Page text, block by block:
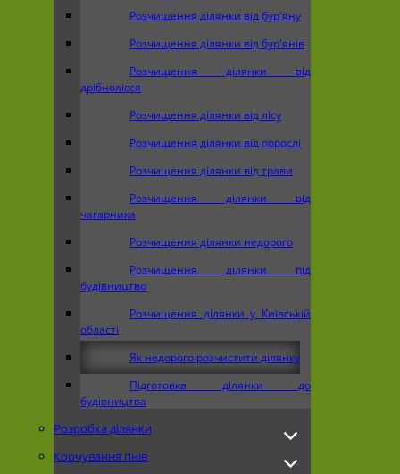
Розчищення ділянки від бур'яну
Розчищення ділянки від бур'янів
Розчищення ділянки від
дрібнолісся
Розчищення ділянки від лісу
Розчищення ділянки від порослі
Розчищення ділянки від трави
Розчищення ділянки від
чагарника
Розчищення ділянки недорого
Розчищення ділянки під
будівництво
Розчищення ділянки у Київській
області
Як недорого розчистити ділянку
Підготовка ділянки до
будівництва
Розробка ділянки
Корчування пнів